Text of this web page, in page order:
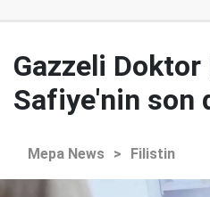
Gazzeli Doktor
Safiye'nin son
Mepa News > Filistin